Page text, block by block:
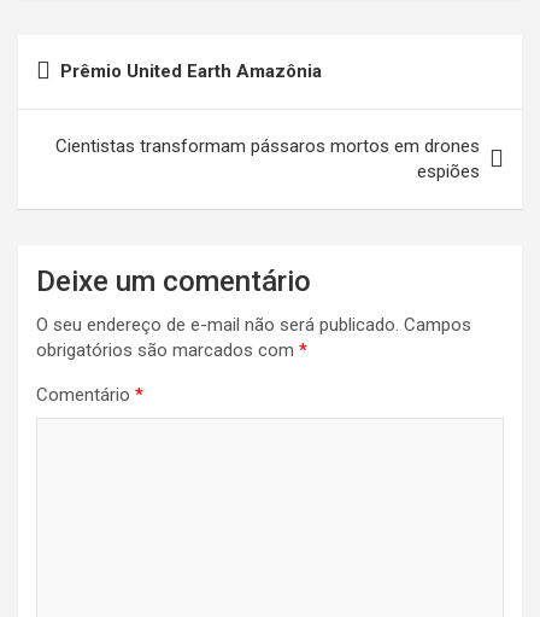
Navegação
Post
Prêmio United Earth Amazônia
Cientistas transformam pássaros mortos em drones
espiões
Deixe um comentário
O seu endereço de e-mail não será publicado. Campos
obrigatórios são marcados com *
Comentário *